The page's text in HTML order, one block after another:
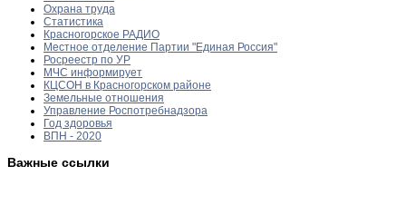
Охрана труда
Статистика
Красногорское РАДИО
Местное отделение Партии "Единая Россия"
Росреестр по УР
МЧС информирует
КЦСОН в Красногорском районе
Земельные отношения
Управление Роспотребнадзора
Год здоровья
ВПН - 2020
Важные ссылки